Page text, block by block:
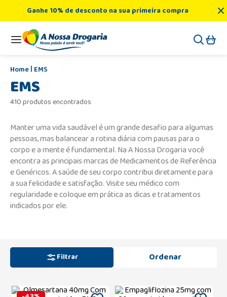
Ganhe 10% de desconto na sua primeira compra
EMS
EMS
410 produtos encontrados
Manter uma vida saudável é um grande desafio para algumas
pessoas, mas balancear a rotina diária com pausas para o
corpo e a mente é fundamental. Na A Nossa Drogaria você
encontra as principais marcas de Medicamentos de Referência
e Genéricos. A saúde de seu corpo contribui diretamente para
a sua felicidade e satisfação. Visite seu médico com
regularidade e coloque em prática as dicas e tratamentos
indicados por ele.
Filtrar